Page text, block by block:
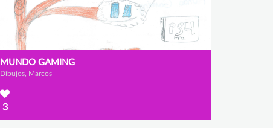
MUNDO GAMING
Dibujos, Marcos
3